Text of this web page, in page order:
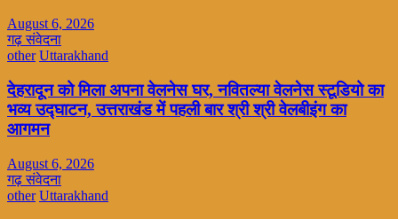
August 6, 2026
गढ़ संवेदना
other Uttarakhand
देहरादून को मिला अपना वेलनेस घर, नवितल्या वेलनेस स्टूडियो का
भव्य उद्घाटन, उत्तराखंड में पहली बार श्री श्री वेलबीइंग का
आगमन
August 6, 2026
गढ़ संवेदना
other Uttarakhand